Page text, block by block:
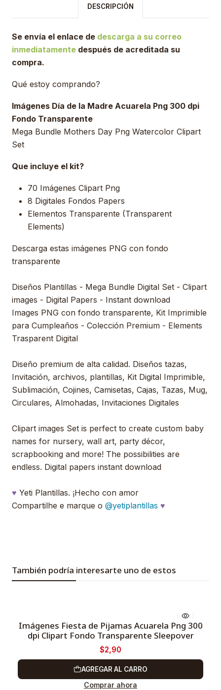
DESCRIPCIÓN
Se envía el enlace de descarga a su correo
inmediatamente después de acreditada su
compra.
Qué estoy comprando?
Imágenes Día de la Madre Acuarela Png 300 dpi
Fondo Transparente
Mega Bundle Mothers Day Png Watercolor Clipart
Set
Que incluye el kit?
70 Imágenes Clipart Png
8 Digitales Fondos Papers
Elementos Transparente (Transparent
Elements)
Descarga estas imágenes PNG con fondo
transparente
Diseños Plantillas - Mega Bundle Digital Set - Clipart
images - Digital Papers - Instant download
Images PNG con fondo transparente, Kit Imprimible
para Cumpleaños - Colección Premium - Elements
Trasparent Digital
Diseño premium de alta calidad. Diseños tazas,
Invitación, archivos, plantillas, Kit Digital Imprimible,
Sublimación, Cojines, Camisetas, Cajas, Tazas, Mug,
Circulares, Almohadas, Invitaciones Digitales
Clipart images Set is perfect to create custom baby
names for nursery, wall art, party décor,
scrapbooking and more! The possibilities are
endless. Digital papers instant download
♥ Yeti Plantillas. ¡Hecho con amor
Compartilhe e marque o @yetiplantillas ♥
También podría interesarte uno de estos
-51%
Imágenes Fiesta de Pijamas Acuarela Png 300
dpi Clipart Fondo Transparente Sleepover
$2,90
AGREGAR AL CARRO
Comprar ahora